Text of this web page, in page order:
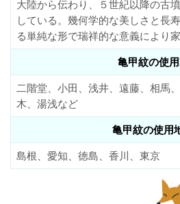
大陸から伝わり、５世紀以降の古
している。幾何学的な美しさと長
る単純な形で瑞祥的な意義により家
亀甲紋の使
二階堂、小田、浅井、遠藤、相馬
木、湯浅など
亀甲紋の使用
島根、愛知、徳島、香川、東京